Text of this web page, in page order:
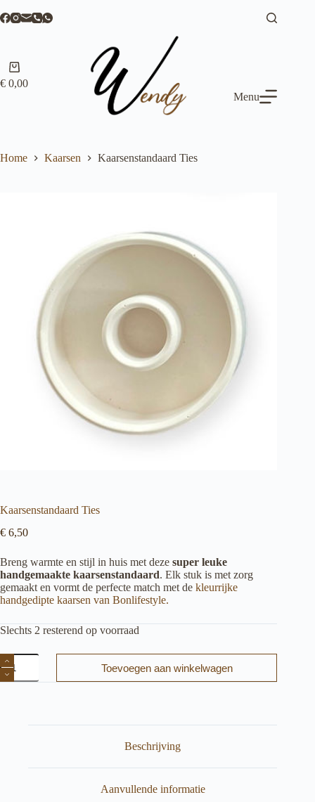
naar
Winkelwagen
€ 0,00
Menu
Home Kaarsen Kaarsenstandaard Ties
Kaarsenstandaard Ties
€ 6,50
Breng warmte en stijl in huis met deze super leuke
handgemaakte kaarsenstandaard. Elk stuk is met zorg
gemaakt en vormt de perfecte match met de kleurrijke
handgedipte kaarsen van Bonlifestyle.
Slechts 2 resterend op voorraad
Kaarsenstandaard
Ties
aantal
Toevoegen aan winkelwagen
Beschrijving
Aanvullende informatie